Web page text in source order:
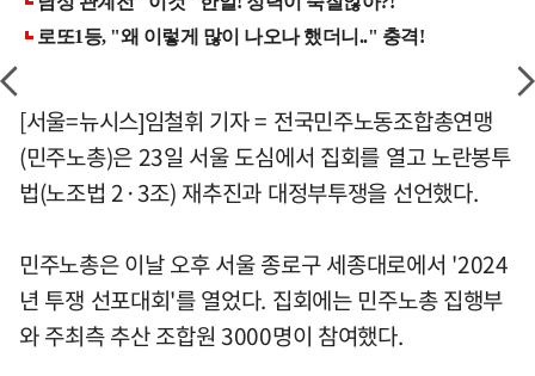
[서울=뉴시스]임철휘 기자 = 전국민주노동조합총연맹
(민주노총)은 23일 서울 도심에서 집회를 열고 노란봉투
법(노조법 2·3조) 재추진과 대정부투쟁을 선언했다.
민주노총은 이날 오후 서울 종로구 세종대로에서 '2024
년 투쟁 선포대회'를 열었다. 집회에는 민주노총 집행부
와 주최측 추산 조합원 3000명이 참여했다.